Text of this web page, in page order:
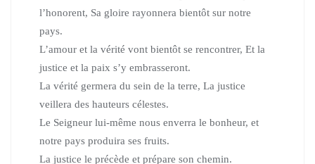
l’honorent, Sa gloire rayonnera bientôt sur notre
pays.
L’amour et la vérité vont bientôt se rencontrer, Et la
justice et la paix s’y embrasseront.
La vérité germera du sein de la terre, La justice
veillera des hauteurs célestes.
Le Seigneur lui-même nous enverra le bonheur, et
notre pays produira ses fruits.
La justice le précède et prépare son chemin.